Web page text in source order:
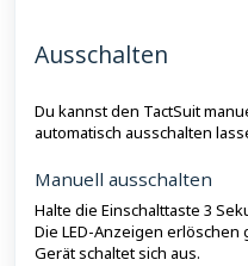
Ausschalten
Du kannst den TactSuit
automatisch ausschalten
Manuell ausschalten
Halte die Einschalttaste 3
Die LED-Anzeigen
Gerät schaltet sich aus.